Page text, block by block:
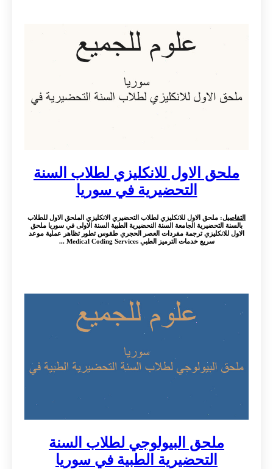
ملحق الاول للانكليزي لطلاب السنة
التحضيرية في سوريا
التفاصيل: ملحق الاول للانكليزي لطلاب التحضيري الانكليزي الملحق الاول للطلاب
بالسنة التحضيرية الجامعة السنة النحضيرية الطبية السنة الاولى في سوريا ملحق
الاول للانكليزي ترجمة مفردات العصر الحجري طقوس تطور تظاهر عملية موعد
سريع خدمات الترميز الطبي Medical Coding Services ...
ملحق البيولوجي لطلاب السنة
التحضيرية الطبية في سوريا